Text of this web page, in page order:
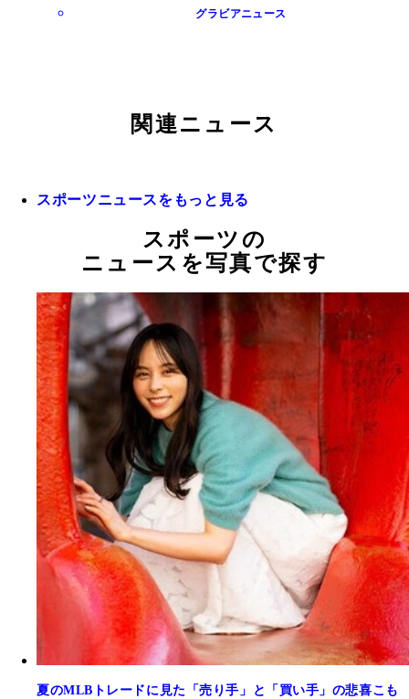
グラビアニュース
関連ニュース
スポーツニュースをもっと見る
スポーツの
ニュースを写真で探す
夏のMLBトレードに見た「売り手」と「買い手」の悲喜こも